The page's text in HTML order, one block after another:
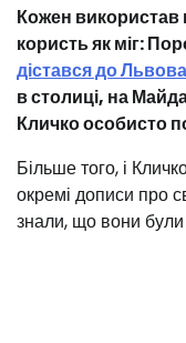
Кожен
користь як міг:
дістався до
в столиці, на
Кличко особисто
Більше того, і
окремі дописи про
знали, що вони були